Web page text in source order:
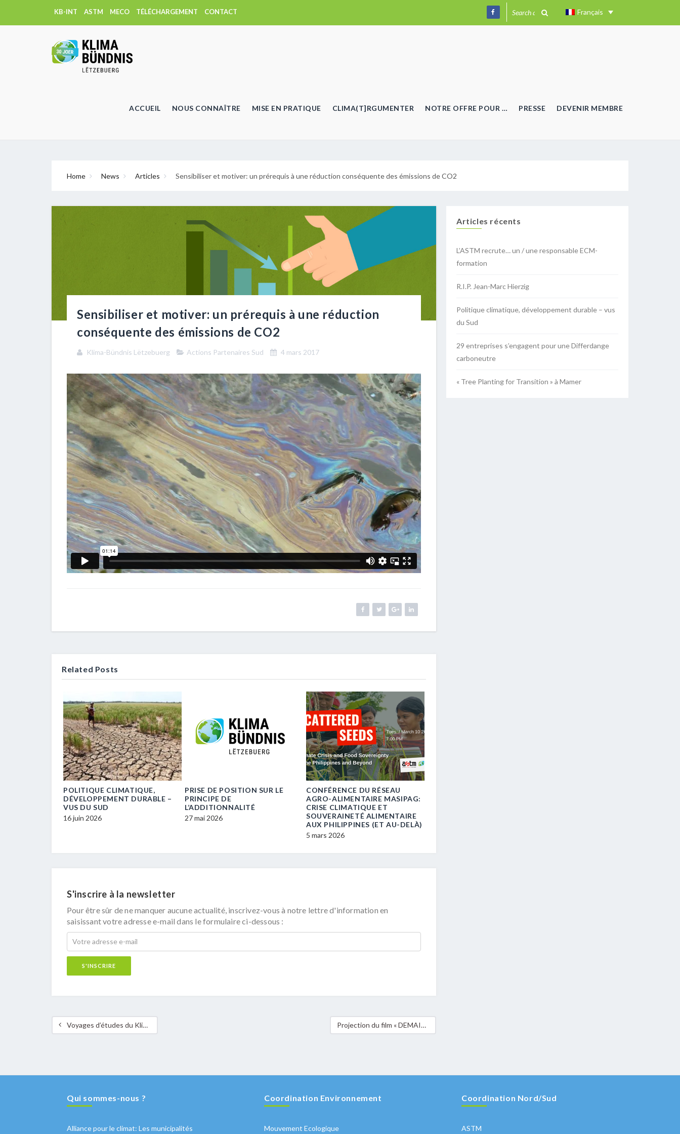
KB-INT ASTM MECO TÉLÉCHARGEMENT CONTACT Français
ACCUEIL NOUS CONNAÎTRE MISE EN PRATIQUE CLIMA(T]RGUMENTER NOTRE OFFRE POUR … PRESSE DEVENIR MEMBRE
Home News Articles Sensibiliser et motiver: un prérequis à une réduction conséquente des émissions de CO2
Sensibiliser et motiver: un prérequis à une réduction
conséquente des émissions de CO2
Klima-Bündnis Lëtzebuerg Actions Partenaires Sud 4 mars 2017
Chaque commune qui adhère au Klima-Bündnis s’engage à réduire ses émissions de gaz à effet de serre de
manière continue, à hauteur de 10% tous les 5 ans. Pour y arriver, il est essentiel de sensibiliser et motiver
les citoyens/citoyennes ainsi que les entreprises. Le Klima-Bündnis propose une série de modules
pédagogiques pour enfants, jeunes et adultes à cet effet.
Related Posts
POLITIQUE CLIMATIQUE,
DÉVELOPPEMENT DURABLE –
VUS DU SUD
16 juin 2026
PRISE DE POSITION SUR LE
PRINCIPE DE
L’ADDITIONNALITÉ
27 mai 2026
CONFÉRENCE DU RÉSEAU
AGRO-ALIMENTAIRE MASIPAG:
CRISE CLIMATIQUE ET
SOUVERAINETÉ ALIMENTAIRE
AUX PHILIPPINES (ET AU-DELÀ)
5 mars 2026
APPEL À PROJETS ARTISTIQUES
ET PÉDAGOGIQUES
S'inscrire à la newsletter
Pour être sûr de ne manquer aucune actualité, inscrivez-vous à notre lettre d'information en
saisissant votre adresse e-mail dans le formulaire ci-dessous :
Voyages d’études du Klima-Bündnis à destination de l’Amazonie du 3 au 12 mars 2017 Projection du film « DEMAIN » dans la Vallée de l’Alzette
Articles récents
L’ASTM recrute… un / une responsable ECM-
formation
R.I.P. Jean-Marc Hierzig
Politique climatique, développement durable – vus
du Sud
29 entreprises s’engagent pour une Differdange
carboneutre
« Tree Planting for Transition » à Mamer
Qui sommes-nous ?
Alliance pour le climat: Les municipalités
Coordination Environnement
Mouvement Ecologique
Coordination Nord/Sud
ASTM